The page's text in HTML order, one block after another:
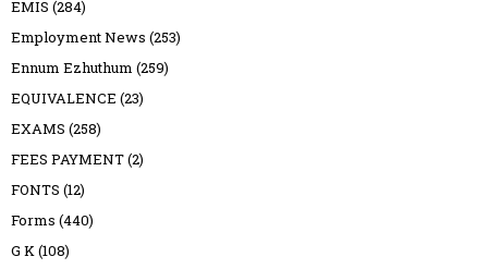
EMIS (284)
Employment News (253)
Ennum Ezhuthum (259)
EQUIVALENCE (23)
EXAMS (258)
FEES PAYMENT(2)
FONTS (12)
Forms (440)
G K(108)